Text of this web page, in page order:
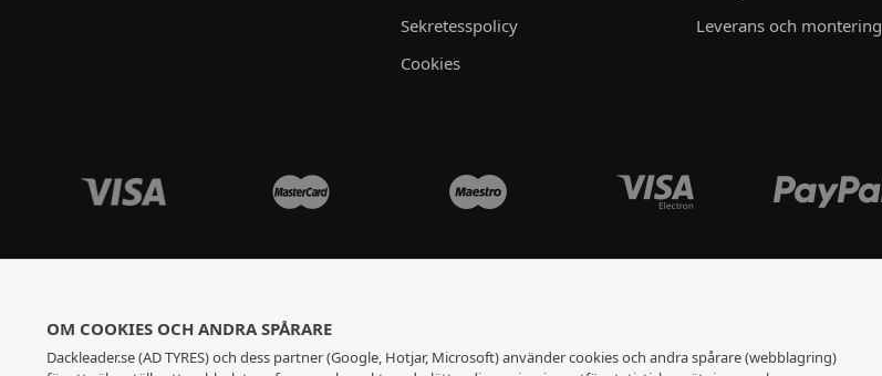
Sekretesspolicy
Cookies
Leverans och montering
OM COOKIES OCH ANDRA SPÅRARE
Dackleader.se (AD TYRES) och dess partner (Google, Hotjar, Microsoft) använder cookies och andra spårare (webblagring)